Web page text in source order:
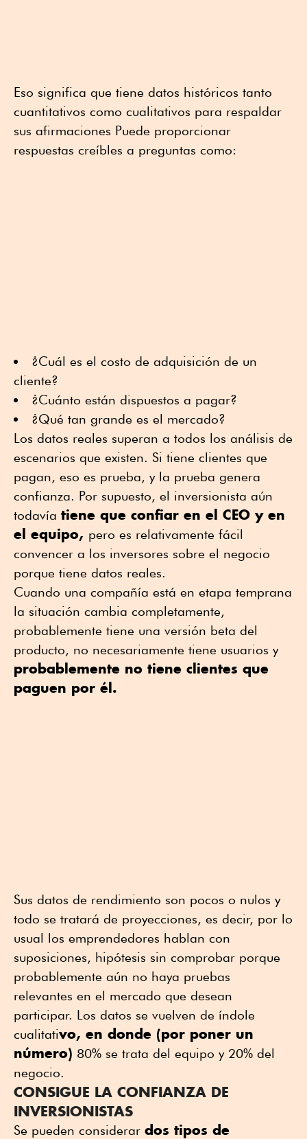
Eso significa que tiene datos históricos tanto
cuantitativos como cualitativos para respaldar
sus afirmaciones Puede proporcionar
respuestas creíbles a preguntas como:
¿Cuál es el costo de adquisición de un
cliente?
¿Cuánto están dispuestos a pagar?
¿Qué tan grande es el mercado?
Los datos reales superan a todos los análisis de
escenarios que existen. Si tiene clientes que
pagan, eso es prueba, y la prueba genera
confianza. Por supuesto, el inversionista aún
todavía tiene que confiar en el CEO y en
el equipo, pero es relativamente fácil
convencer a los inversores sobre el negocio
porque tiene datos reales.
Cuando una compañía está en etapa temprana
la situación cambia completamente,
probablemente tiene una versión beta del
producto, no necesariamente tiene usuarios y
probablemente no tiene clientes que
paguen por él.
Sus datos de rendimiento son pocos o nulos y
todo se tratará de proyecciones, es decir, por lo
usual los emprendedores hablan con
suposiciones, hipótesis sin comprobar porque
probablemente aún no haya pruebas
relevantes en el mercado que desean
participar. Los datos se vuelven de índole
cualitativo, en donde (por poner un
número) 80% se trata del equipo y 20% del
negocio.
CONSIGUE LA CONFIANZA DE
INVERSIONISTAS
Se pueden considerar dos tipos de